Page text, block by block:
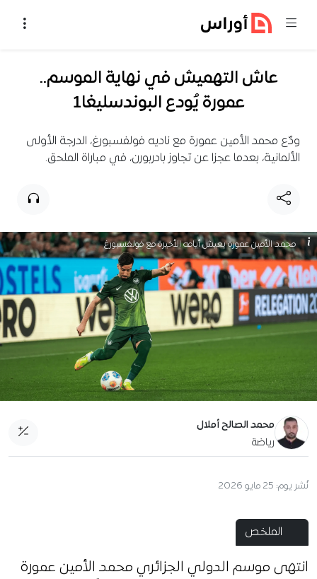
عاش التهميش في نهاية الموسم..
عمورة يُودع البوندسليغا1
ودّع محمد الأمين عمورة مع ناديه فولفسبورغ، الدرجة الأولى
الألمانية، بعدما عجزا عن تجاوز بادربورن، في مباراة الملحق.
محمد الأمين عمورة يعيش أيامه الأخيرة مع فولفسبورغ
محمد الصالح أملال
رياضة
نُشر يوم: 25 مايو 2026
الملخص
انتهى موسم الدولي الجزائري محمد الأمين عمورة